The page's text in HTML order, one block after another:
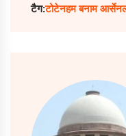
टैग:टोटेनहम बनाम